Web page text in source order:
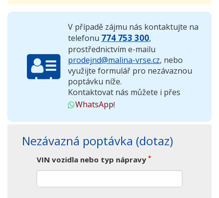
V případě zájmu nás kontaktujte na
telefonu 774 753 300,
prostřednictvím e-mailu
prodejnd@malina-vrse.cz, nebo
využijte formulář pro nezávaznou
poptávku níže.
Kontaktovat nás můžete i přes
WhatsApp!
Nezávazná poptávka (dotaz)
VIN vozidla nebo typ nápravy *